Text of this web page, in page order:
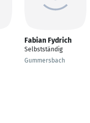
Fabian Fydrich
Selbstständig
Gummersbach